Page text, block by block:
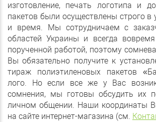
изготовление, печать логотипа и
пакетов были осуществлены строго в
и время. Мы сотрудничаем с
областей Украины и всегда
порученной работой, поэтому
Вы обязательно получите к
тираж полиэтиленовых пакетов
лого. Но если все же у Вас
сомнения, мы готовы обсудить их
личном общении. Наши координаты
на сайте интернет-магазина (см.